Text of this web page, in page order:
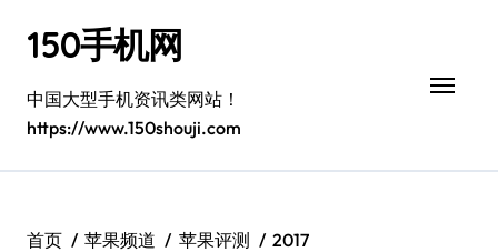
150手机网
中国大型手机资讯类网站！
https://www.150shouji.com
首页 苹果频道 苹果评测
2017